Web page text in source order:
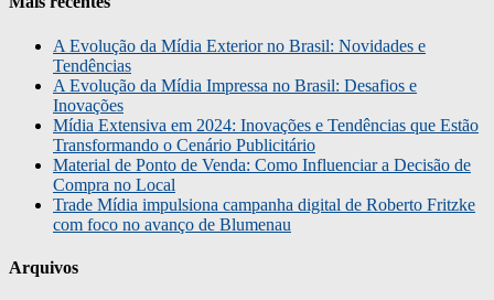
A Evolução da Mídia Exterior no Brasil: Novidades e
Tendências
A Evolução da Mídia Impressa no Brasil: Desafios e
Inovações
Mídia Extensiva em 2024: Inovações e Tendências que Estão
Transformando o Cenário Publicitário
Material de Ponto de Venda: Como Influenciar a Decisão de
Compra no Local
Trade Mídia impulsiona campanha digital de Roberto Fritzke
com foco no avanço de Blumenau
Arquivos